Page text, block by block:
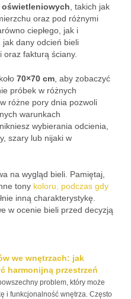
, takich jak
oraz pod różnymi
ciepłego, jak i
dany odcień bieli
oraz fakturą ściany.
70×70 cm , aby zobaczyć
próbek w różnych
różne pory dnia pozwoli
warunkach
wybierania odcienia,
szary lub nijaki w
na wygląd bieli. Pamiętaj,
tony koloru, podczas gdy
inną charakterystykę.
w ocenie bieli przed decyzją
we wnętrzach: jak
harmonijną przestrzeń
problem, który może
i funkcjonalność wnętrza. Często